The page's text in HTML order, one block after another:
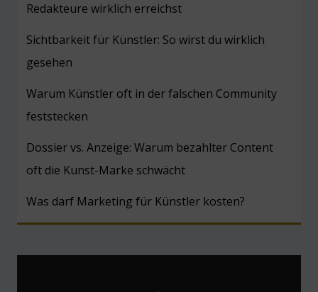
Redakteure wirklich erreichst
Sichtbarkeit für Künstler: So wirst du wirklich
gesehen
Warum Künstler oft in der falschen Community
feststecken
Dossier vs. Anzeige: Warum bezahlter Content
oft die Kunst-Marke schwächt
Was darf Marketing für Künstler kosten?